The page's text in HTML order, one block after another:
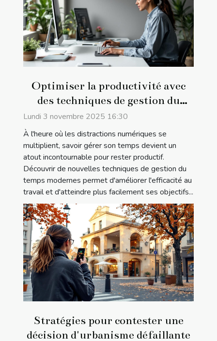
Optimiser la productivité avec
des techniques de gestion du
temps modernes
Lundi 3 novembre 2025 16:30
À l'heure où les distractions numériques se
multiplient, savoir gérer son temps devient un
atout incontournable pour rester productif.
Découvrir de nouvelles techniques de gestion du
temps modernes permet d'améliorer l'efficacité au
travail et d'atteindre plus facilement ses objectifs...
Stratégies pour contester une
décision d'urbanisme défaillante